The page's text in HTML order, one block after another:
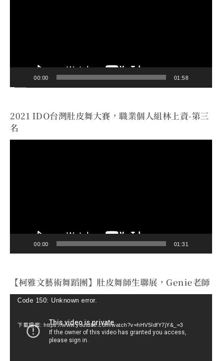
00:00 01:58
2021 IDO台灣肚皮舞大賽，職業個人組林上資-第三
名
00:00 01:31
【柯雅文藝術舞蹈團】肚皮舞師生聯展，Genie老師
視Code 150: Unknown error.
下載檔案: https://www.youtube.com/watch?v=hHV5IdfY7jY&_=3